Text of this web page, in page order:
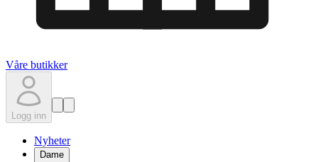
Våre butikker
Logg inn
Nyheter
Dame